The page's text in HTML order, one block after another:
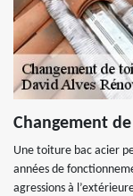
Changement
Une toiture bac acier
années de
agressions à